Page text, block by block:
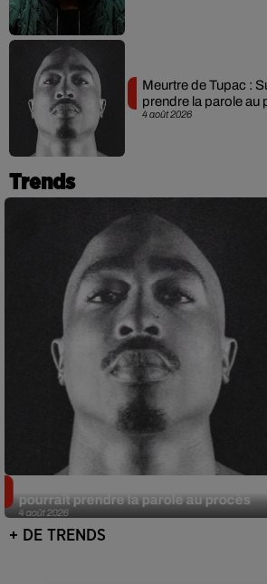
4 août 2026
Meurtre de Tupac :
prendre la parole au
Trends
4 août 2026
pourrait prendre la parole au procès
+ DE TRENDS